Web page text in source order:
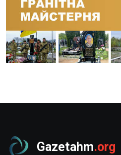
Gazetahm.org